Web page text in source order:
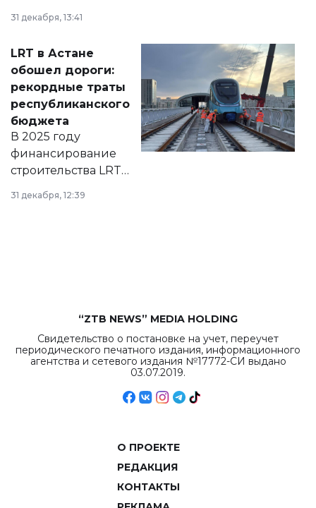
города на 2026–
2028 годы.
документ
появился в базе
нормативных
правовых актов и
на сайте маслихат
города.
31 декабря, 13:41
LRT в Астане
обошел дороги:
рекордные траты
республиканского
бюджета
В 2025 году
финансирование
строительства LRT
в Астане из
республиканского
31 декабря, 12:39
“ZTB NEWS” MEDIA HOLDING
Свидетельство о постановке на учет, переучет
периодического печатного издания, информационного
агентства и сетевого издания №17772-СИ выдано
03.07.2019.
О ПРОЕКТЕ
РЕДАКЦИЯ
КОНТАКТЫ